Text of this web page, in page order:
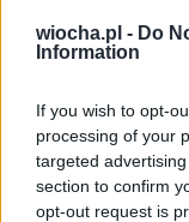
wiocha.pl - Do
Information
If you wish to opt-
processing of your
targeted
section to confirm
opt-out request is